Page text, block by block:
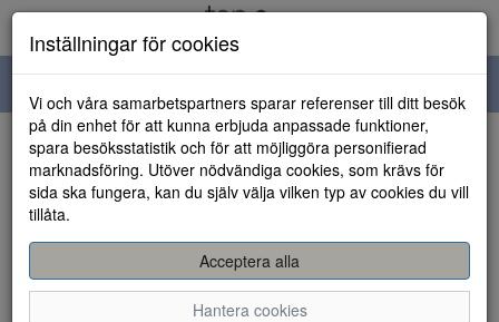
navigation
HEM
Inställningar för cookies
Vi och våra samarbetspartners sparar referenser till ditt besök
på din enhet för att kunna erbjuda anpassade funktioner,
spara besöksstatistik och för att möjliggöra personifierad
marknadsföring. Utöver nödvändiga cookies, som krävs för
sida ska fungera, kan du själv välja vilken typ av cookies du vill
tillåta.
Acceptera alla
Hantera cookies